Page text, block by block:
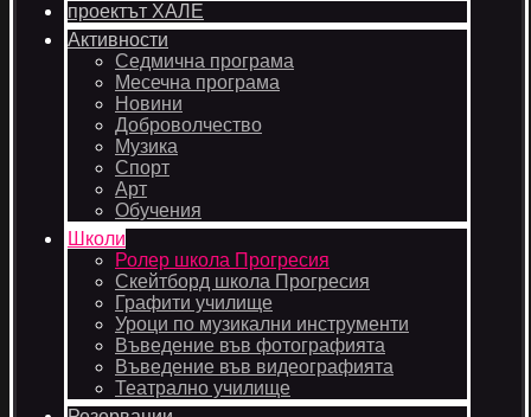
проектът ХАЛЕ
Активности
Седмична програма
Месечна програма
Новини
Доброволчество
Музика
Спорт
Арт
Обучения
Школи
Ролер школа Прогресия
Скейтборд школа Прогресия
Графити училище
Уроци по музикални инструменти
Въведение във фотографията
Въведение във видеографията
Театрално училище